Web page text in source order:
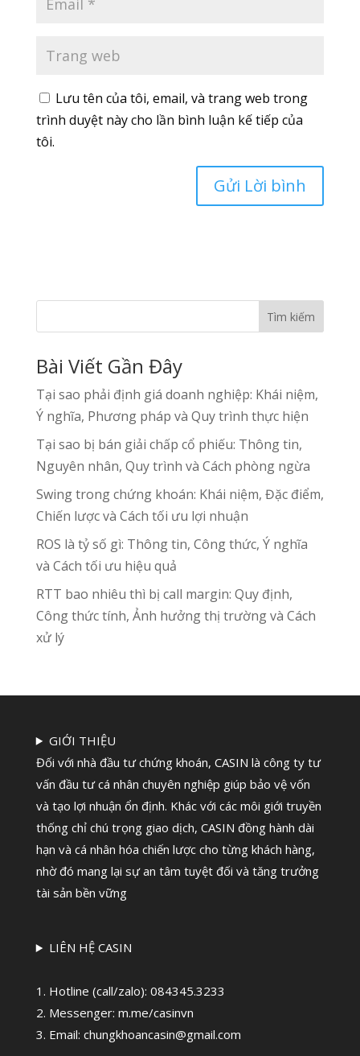
Lưu tên của tôi, email, và trang web trong
trình duyệt này cho lần bình luận kế tiếp của
tôi.
Tìm kiếm
Bài Viết Gần Đây
Tại sao phải định giá doanh nghiệp: Khái niệm,
Ý nghĩa, Phương pháp và Quy trình thực hiện
Tại sao bị bán giải chấp cổ phiếu: Thông tin,
Nguyên nhân, Quy trình và Cách phòng ngừa
Swing trong chứng khoán: Khái niệm, Đặc điểm,
Chiến lược và Cách tối ưu lợi nhuận
ROS là tỷ số gì: Thông tin, Công thức, Ý nghĩa
và Cách tối ưu hiệu quả
RTT bao nhiêu thì bị call margin: Quy định,
Công thức tính, Ảnh hưởng thị trường và Cách
xử lý
GIỚI THIỆU
Đối với nhà đầu tư chứng khoán, CASIN là công ty tư
vấn đầu tư cá nhân chuyên nghiệp giúp bảo vệ vốn
và tạo lợi nhuận ổn định. Khác với các môi giới truyền
thống chỉ chú trọng giao dịch, CASIN đồng hành dài
hạn và cá nhân hóa chiến lược cho từng khách hàng,
nhờ đó mang lại sự an tâm tuyệt đối và tăng trưởng
tài sản bền vững
LIÊN HỆ CASIN
1. Hotline (call/zalo): 084345.3233
2. Messenger: m.me/casinvn
3. Email: chungkhoancasin@gmail.com